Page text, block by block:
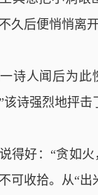
久后便悄悄离
诗人闻后为此
该诗强烈地抨
得好：“贪如
可收拾。从“出